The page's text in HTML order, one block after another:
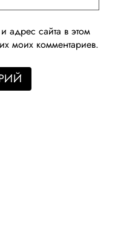
адрес сайта в этом
моих комментариев.